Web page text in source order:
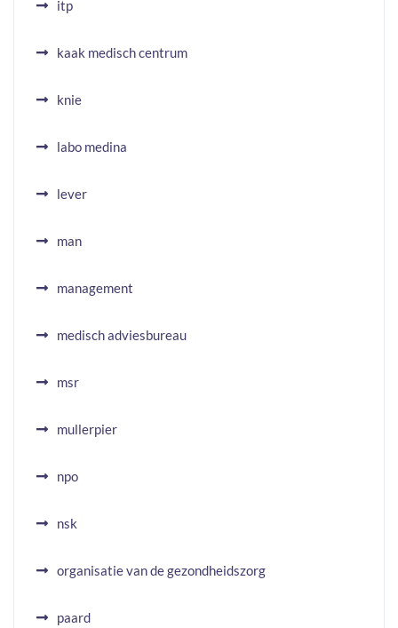
itp
kaak medisch centrum
knie
labo medina
lever
man
management
medisch adviesbureau
msr
mullerpier
npo
nsk
organisatie van de gezondheidszorg
paard